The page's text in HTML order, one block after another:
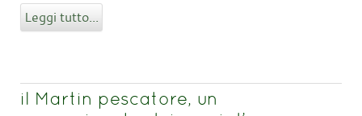
Leggi tutto...
il Martin pescatore, un